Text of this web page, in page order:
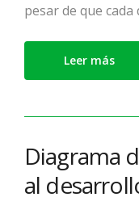
pesar de que cada
Leer más
Diagrama
al